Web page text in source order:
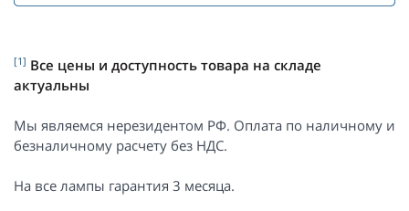
[1] Все цены и доступность товара на складе
актуальны
Мы являемся нерезидентом РФ. Оплата по наличному и
безналичному расчету без НДС.
На все лампы гарантия 3 месяца.